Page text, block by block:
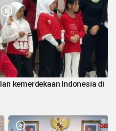
kemerdekaan Indonesia di